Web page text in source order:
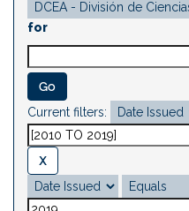
for
Current filters: